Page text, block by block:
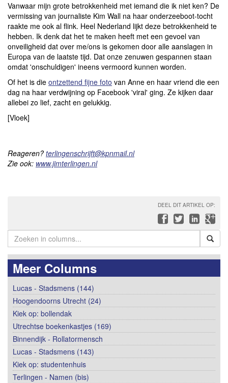
Vanwaar mijn grote betrokkenheid met iemand die ik niet ken? De
vermissing van journaliste Kim Wall na haar onderzeeboot-tocht
raakte me ook al flink. Heel Nederland lijkt deze betrokkenheid te
hebben. Ik denk dat het te maken heeft met een gevoel van
onveiligheid dat over me/ons is gekomen door alle aanslagen in
Europa van de laatste tijd. Dat onze zenuwen gespannen staan
omdat 'onschuldigen' ineens vermoord kunnen worden.
Of het is die ontzettend fijne foto van Anne en haar vriend die een
dag na haar verdwijning op Facebook 'viral' ging. Ze kijken daar
allebei zo lief, zacht en gelukkig.
[Vloek]
Reageren? terlingenschrijft@kpnmail.nl
Zie ook: www.jimterlingen.nl
DEEL DIT ARTIKEL OP:
Meer Columns
Lucas - Stadsmens (144)
Hoogendoorns Utrecht (24)
Kiek op: bollendak
Utrechtse boekenkastjes (169)
Binnendijk - Rollatormensch
Lucas - Stadsmens (143)
Kiek op: studentenhuis
Terlingen - Namen (bis)